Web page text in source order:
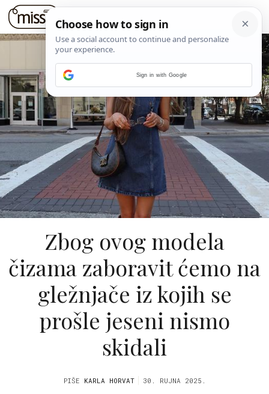
Zbog ovog modela
čizama zaboravit ćemo na
gležnjače iz kojih se
prošle jeseni nismo
skidali
PIŠE KARLA HORVAT 30. RUJNA 2025.
Sign in with Google